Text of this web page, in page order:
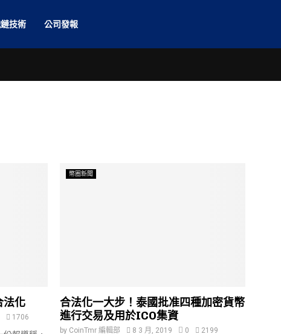
技術 公司發報
法化
1706
幣圈新聞
合法化一大步！泰國批准四種加密貨幣
進行交易及用於ICO集資
by CoinTmr 編輯部 8 3 月, 2019 0 2199